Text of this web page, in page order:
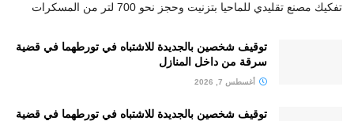
تفكيك مصنع تقليدي للماحيا بتزنيت وحجز نحو 700 لتر من المسكرات
توقيف شخصين بالجديدة للاشتباه في تورطهما في قضية
سرقة من داخل المنازل
أغسطس 7, 2026
توقيف شخصين بالجديدة للاشتباه في تورطهما في قضية